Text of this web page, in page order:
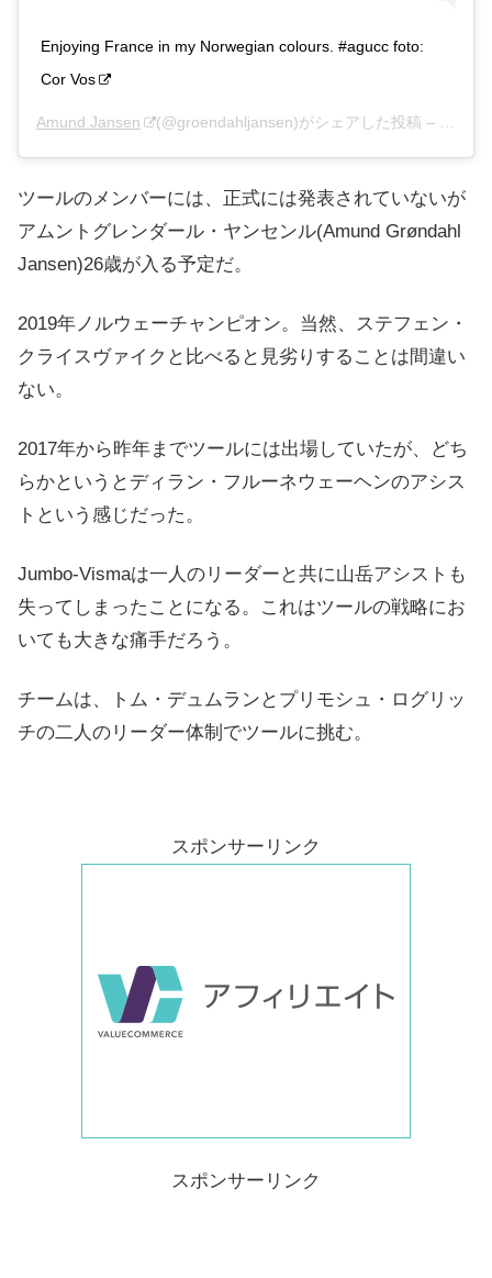
Enjoying France in my Norwegian colours. #agucc foto:
Cor Vos
Amund Jansen (@groendahljansen)がシェアした投稿 –
ツールのメンバーには、正式には発表されていないが
アムントグレンダール・ヤンセンル(Amund Grøndahl
Jansen)26歳が入る予定だ。
2019年ノルウェーチャンピオン。当然、ステフェン・
クライスヴァイクと比べると見劣りすることは間違い
ない。
2017年から昨年までツールには出場していたが、どち
らかというとディラン・フルーネウェーヘンのアシス
トという感じだった。
Jumbo-Vismaは一人のリーダーと共に山岳アシストも
失ってしまったことになる。これはツールの戦略にお
いても大きな痛手だろう。
チームは、トム・デュムランとプリモシュ・ログリッ
チの二人のリーダー体制でツールに挑む。
スポンサーリンク
スポンサーリンク